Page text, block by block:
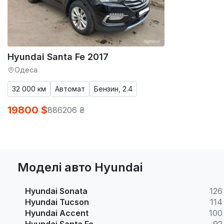
Hyundai Santa Fe 2017
Одеса
32 000 км Автомат Бензин, 2.4
19800 $886206 ₴
Моделі авто Hyundai
Hyundai Sonata
126
Hyundai Tucson
114
Hyundai Accent
100